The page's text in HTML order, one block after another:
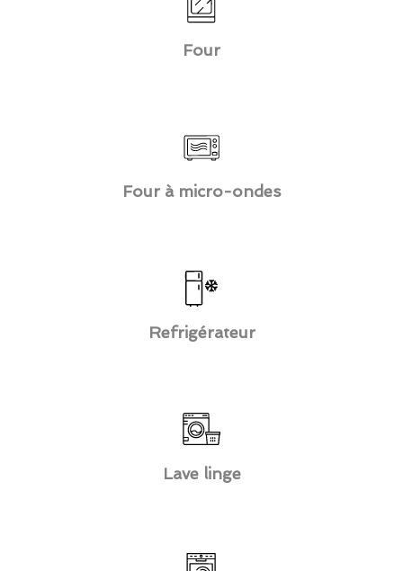
Four
Four à micro-ondes
Refrigérateur
Lave linge